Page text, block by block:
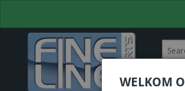
BEL
WELKOM